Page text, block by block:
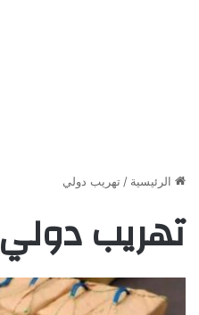
الرئيسية / تهريب دولي
تهريب دولي